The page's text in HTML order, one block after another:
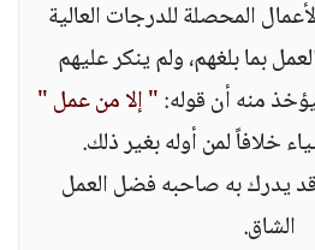
المحصلة للدرجات العالية
بما بلغهم، ولم ينكر عليهم
منه أن قوله:" إلا من عمل "
خلافاً لمن أوله بغير ذلك.
قد يدرك به صاحبه فضل العمل
الشاق.